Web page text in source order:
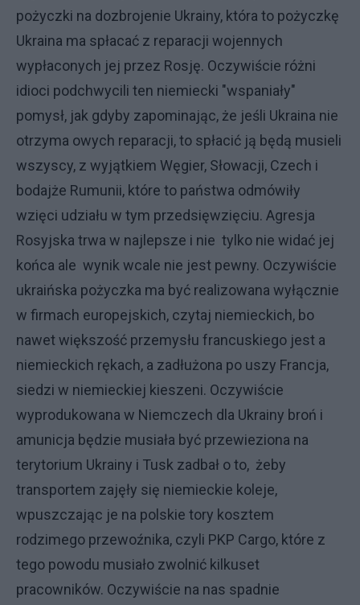
pożyczki na dozbrojenie Ukrainy, która to pożyczkę
Ukraina ma spłacać z reparacji wojennych
wypłaconych jej przez Rosję. Oczywiście różni
idioci podchwycili ten niemiecki "wspaniały"
pomysł, jak gdyby zapominając, że jeśli Ukraina nie
otrzyma owych reparacji, to spłacić ją będą musieli
wszyscy, z wyjątkiem Węgier, Słowacji, Czech i
bodajże Rumunii, które to państwa odmówiły
wzięci udziału w tym przedsięwzięciu. Agresja
Rosyjska trwa w najlepsze i nie tylko nie widać jej
końca ale wynik wcale nie jest pewny. Oczywiście
ukraińska pożyczka ma być realizowana wyłącznie
w firmach europejskich, czytaj niemieckich, bo
nawet większość przemysłu francuskiego jest a
niemieckich rękach, a zadłużona po uszy Francja,
siedzi w niemieckiej kieszeni. Oczywiście
wyprodukowana w Niemczech dla Ukrainy broń i
amunicja będzie musiała być przewieziona na
terytorium Ukrainy i Tusk zadbał o to, żeby
transportem zajęły się niemieckie koleje,
wpuszczając je na polskie tory kosztem
rodzimego przewoźnika, czyli PKP Cargo, które z
tego powodu musiało zwolnić kilkuset
pracowników. Oczywiście na nas spadnie